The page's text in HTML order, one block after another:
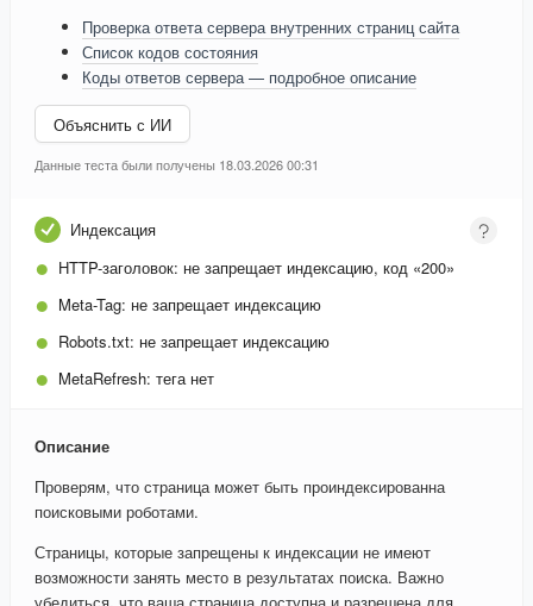
Проверка ответа сервера внутренних страниц сайта
Список кодов состояния
Коды ответов сервера — подробное описание
Объяснить с ИИ
Данные теста были получены 18.03.2026 00:31
Индексация
HTTP-заголовок: не запрещает индексацию, код «200»
Meta-Tag: не запрещает индексацию
Robots.txt: не запрещает индексацию
MetaRefresh: тега нет
Описание
Проверям, что страница может быть проиндексированна
поисковыми роботами.
Страницы, которые запрещены к индексации не имеют
возможности занять место в результатах поиска. Важно